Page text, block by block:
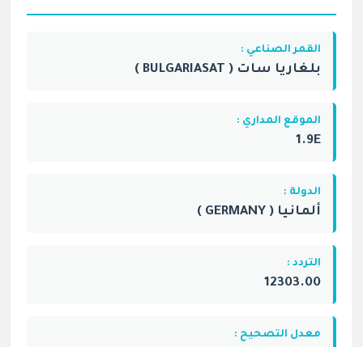
القمر الصناعي :
بلغاريا سات ( BULGARIASAT )
الموقع المداري :
1.9E
الدولة :
ألمانيا ( GERMANY )
التردد :
12303.00
معدل التصحيح :